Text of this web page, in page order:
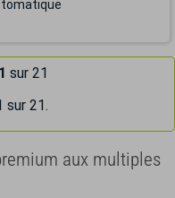
sur 21
sur 21.
aux multiples